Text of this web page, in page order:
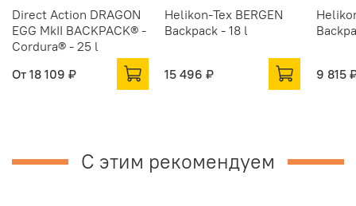
Direct Action DRAGON
EGG MkII BACKPACK® -
Cordura® - 25 l
От 18 109 ₽
Helikon-Tex BERGEN
Backpack - 18 l
15 496 ₽ 9 815
С этим рекомендуем